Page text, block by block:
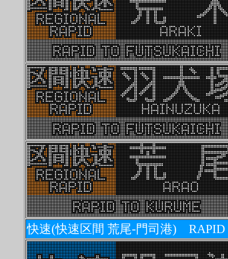
快速(快速区間 荒尾-門司港) RAPID